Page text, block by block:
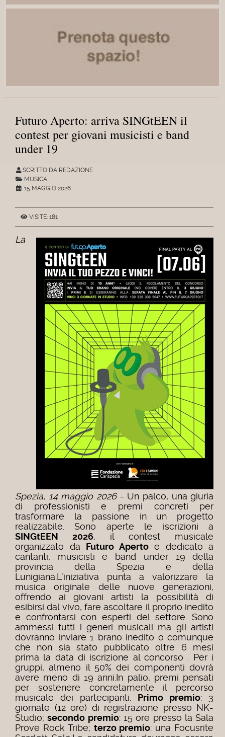
Futuro Aperto: arriva SINGtEEN il
contest per giovani musicisti e band
under 19
SCRITTO DA REDAZIONE
MUSICA
15 MAGGIO 2026
VISITE: 181
La
Spezia, 14 maggio 2026- Un palco, una giuria
di professionisti e premi concreti per
trasformare la passione in un progetto
realizzabile. Sono aperte le iscrizioni a
SINGtEEN 2026, il contest musicale
organizzato da Futuro Apertoe dedicato a
cantanti, musicisti e band under 19 della
provincia della Spezia e della
Lunigiana. L'iniziativa punta a valorizzare la
musica originale delle nuove generazioni,
offrendo ai giovani artisti la possibilità di
esibirsi dal vivo, fare ascoltare il proprio inedito
e confrontarsi con esperti del settore. Sono
ammessi tutti i generi musicali ma gli artisti
dovranno inviare 1 brano inedito o comunque
che non sia stato pubblicato oltre 6 mesi
prima la data di iscrizione al concorso . Per i
gruppi, almeno il 50% dei componenti dovrà
avere meno di 19 anni.In palio, premi pensati
per sostenere concretamente il percorso
musicale dei partecipanti. Primo premio: 3
giornate (12 ore) di registrazione presso NK-
Studio;secondo premio: 15 ore presso la Sala
Prove Rock Tribe; terzo premio: una Focusrite